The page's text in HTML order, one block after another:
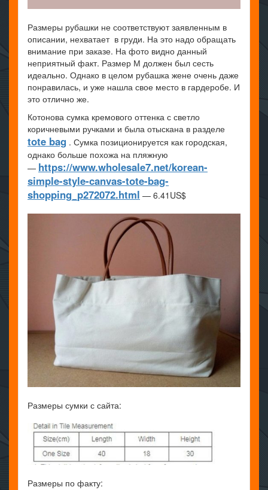
Размеры рубашки не соответствуют заявленным в
описании, нехватает в груди. На это надо обращать
внимание при заказе. На фото видно данный
неприятный факт. Размер М должен был сесть
идеально. Однако в целом рубашка жене очень даже
понравилась, и уже нашла свое место в гардеробе. И
это отлично же.
Котонова сумка кремового оттенка с светло
коричневыми ручками и была отыскана в разделе
tote bag . Сумка позиционируется как городская,
однако больше похожа на пляжную
— https://www.wholesale7.net/korean-
simple-style-canvas-tote-bag-
shopping_p272072.html — 6.41US$
Размеры сумки с сайта:
Размеры по факту: